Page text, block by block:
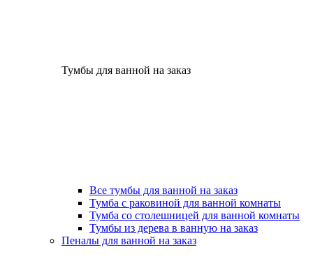
Тумбы для ванной на заказ
Все тумбы для ванной на заказ
Тумба с раковиной для ванной комнаты
Тумба со столешницей для ванной комнаты
Тумбы из дерева в ванную на заказ
Пеналы для ванной на заказ